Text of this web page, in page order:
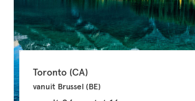
Toronto (CA)
vanuit Brussel (BE)